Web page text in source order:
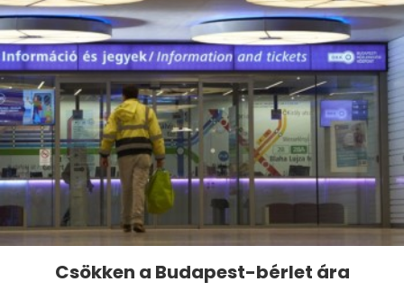
Csökken a Budapest-bérlet ára